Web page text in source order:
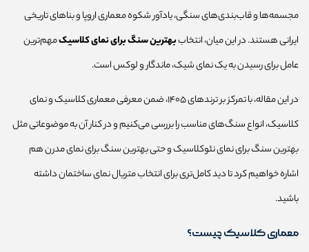
مجسمه‌ها و قاب‌بندی‌های سنگی، یادآور شکوه معماری اروپا و بناهای تاریخی
ایرانی هستند. در این میان، انتخاببهترین سنگ برای نمای کلاسیکمهم‌ترین
عامل برای رسیدن به یک نمای شیک، ماندگار و لوکس است.
در این مقاله، با تمرکز بر ترندهای ۱۴۰۵، ضمن معرفی معماری کلاسیک و نمای
کلاسیک، انواع سنگ‌های مناسب را بررسی می‌کنیم و در کنار آن به موضوعاتی مثل
بهترین سنگ برای نمای نئوکلاسیک و حتی بهترین سنگ برای نمای مدرن هم
اشاره خواهیم کرد تا دید کامل‌تری برای انتخاب متریال نمای ساختمان داشته
باشید.
معماری کلاسیک چیست؟